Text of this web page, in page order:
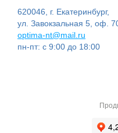
620046, г. Екатеринбург,
ул. Завокзальная 5, оф.
optima-nt@mail.ru
пн-пт: с 9:00 до 18:00